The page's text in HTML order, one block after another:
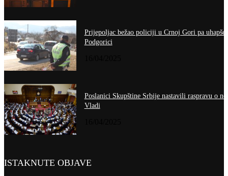
Prijepoljac bežao policiji u Crnoj Gori pa
Podgorici
Poslanici Skupštine Srbije nastavili raspravu o
Vladi
ISTAKNUTE OBJAVE